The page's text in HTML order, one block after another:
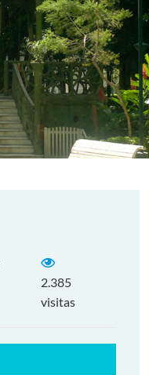
2.385
visitas